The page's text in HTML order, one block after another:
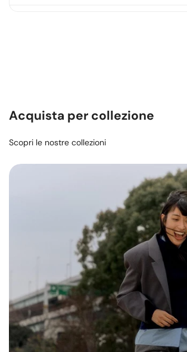
Acquista per collezione
Scopri le nostre collezioni